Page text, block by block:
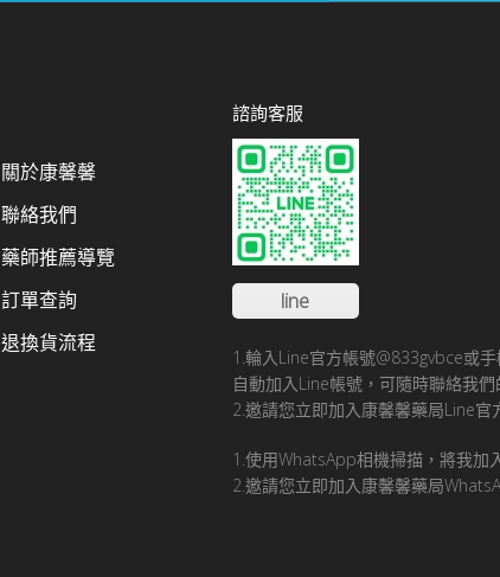
關於康馨馨
聯絡我們
藥師推薦導覽
訂單查詢
退換貨流程
諮詢客服
line
1.輪入Line官方帳號@833gvbce或
自動加入Line帳號，可隨時聯絡我們
2.邀請您立即加入康馨馨藥局Line官
1.使用WhatsApp相機掃描，將我加
2.邀請您立即加入康馨馨藥局